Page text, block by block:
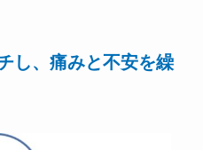
し、痛みと不安を繰